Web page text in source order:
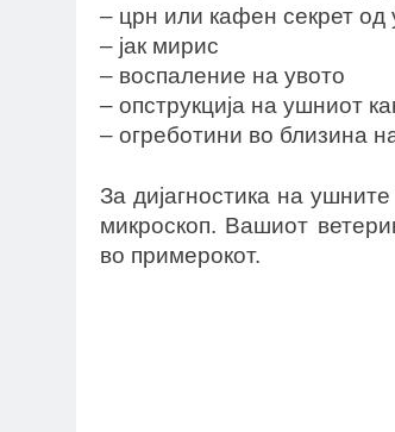
– црн или кафен секрет од
– јак мирис
– воспаление на увото
– опструкција на ушниот
– огреботини во близина
За дијагностика на
микроскоп. Вашиот
во примерокот.